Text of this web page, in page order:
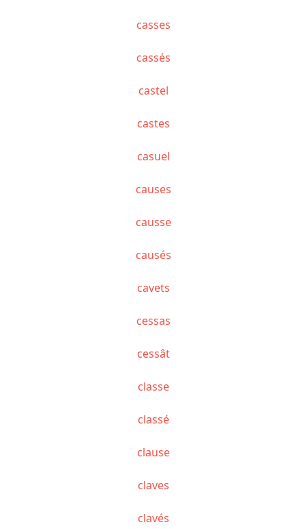
casses
cassés
castel
castes
casuel
causes
causse
causés
cavets
cessas
cessât
classe
classé
clause
claves
clavés